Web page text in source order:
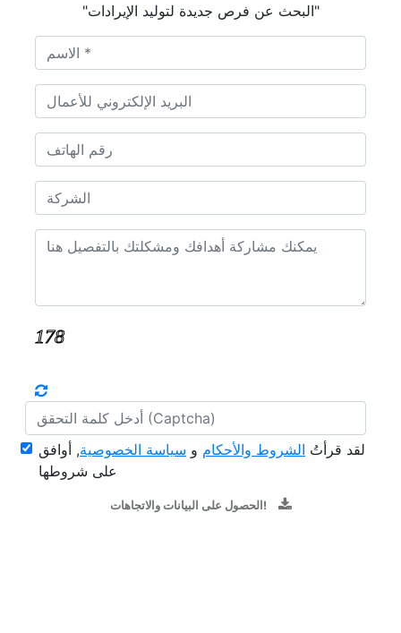
"البحث عن فرص جديدة لتوليد الإيرادات"
لقد قرأتُ الشروط والأحكام و سياسة الخصوصية, أوافق
على شروطها
الحصول على البيانات والاتجاهات!